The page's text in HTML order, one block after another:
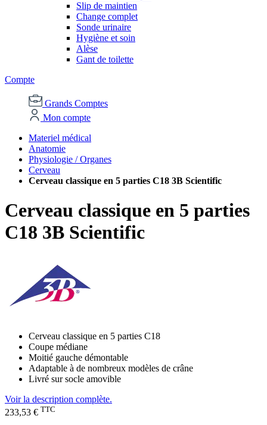
Slip de maintien
Change complet
Sonde urinaire
Hygiène et soin
Alèse
Gant de toilette
Compte
Grands Comptes
Mon compte
Materiel médical
Anatomie
Physiologie / Organes
Cerveau
Cerveau classique en 5 parties C18 3B Scientific
Cerveau classique en 5 parties
C18 3B Scientific
Cerveau classique en 5 parties C18
Coupe médiane
Moitié gauche démontable
Adaptable à de nombreux modèles de crâne
Livré sur socle amovible
Voir la description complète.
233,53 € TTC